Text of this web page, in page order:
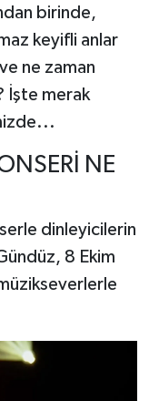
birinde,
keyifli anlar
ne zaman
İşte merak
NE
dinleyicilerin
8 Ekim